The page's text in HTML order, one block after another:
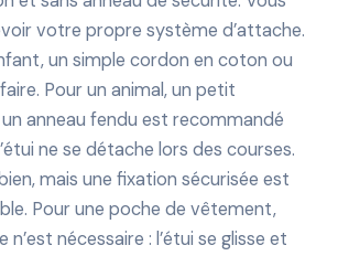
votre propre système d’attache.
un simple cordon en coton ou
Pour un animal, un petit
anneau fendu est recommandé
ne se détache lors des courses.
mais une fixation sécurisée est
Pour une poche de vêtement,
nécessaire : l’étui se glisse et